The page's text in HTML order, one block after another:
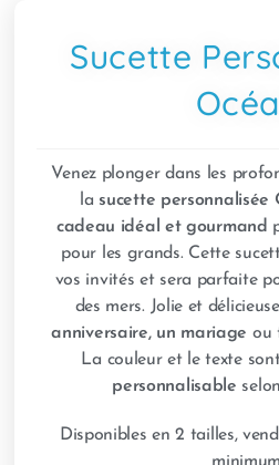
Sucette
Venez plonger dans les
la sucette personnalisée
cadeau idéal et gourmand
pour les grands. Cette
vos invités et sera parfaite
des mers. Jolie et
anniversaire, un mariage ou
La couleur et le texte
personnalisable
Disponibles en 2 tailles,